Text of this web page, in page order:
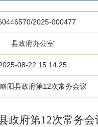
2025-000477
县政府办公室
08-22 15:14:25
阳县政府第12次常务会议
政府第12次常务会